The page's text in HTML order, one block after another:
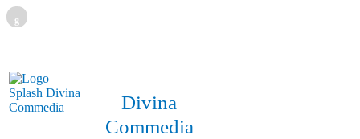
g
Divina
Commedia